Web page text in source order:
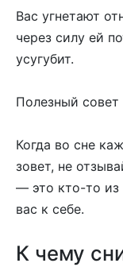
Вас угнетают
через силу ей
усугубит.
Полезный совет
Когда во сне
зовет, не
— это кто-то из
вас к себе.
К чему